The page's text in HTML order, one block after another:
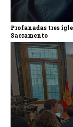
Profanadas tres
Sacramento